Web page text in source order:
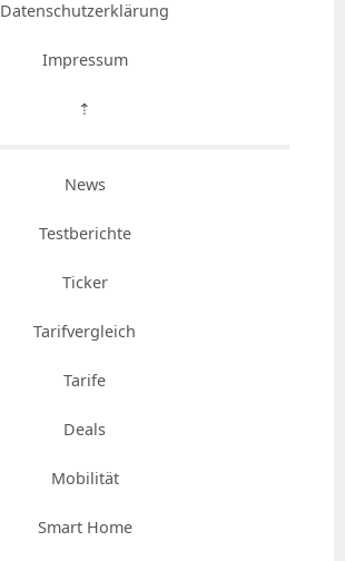
Datenschutzerklärung
Impressum
⇡
News
Testberichte
Ticker
Tarifvergleich
Tarife
Deals
Mobilität
Smart Home